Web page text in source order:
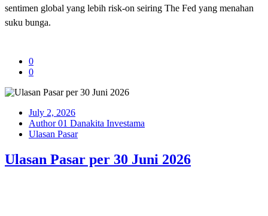
sentimen global yang lebih risk-on seiring The Fed yang menahan
suku bunga.
0
0
July 2, 2026
Author 01 Danakita Investama
Ulasan Pasar
Ulasan Pasar per 30 Juni 2026